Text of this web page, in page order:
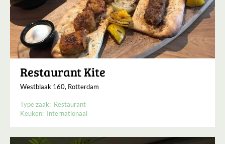
Restaurant Kite
Westblaak 160, Rotterdam
Type zaak: Restaurant
Keuken: Internationaal